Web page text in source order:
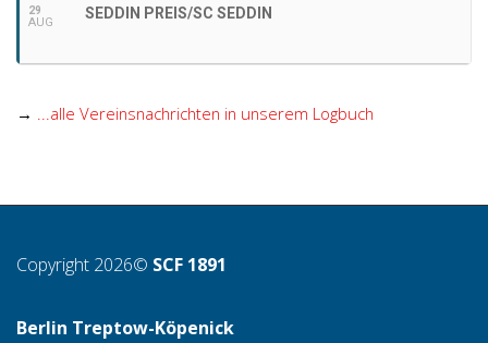
29
AUG
SEDDIN PREIS/SC SEDDIN
→ ...alle Vereinsnachrichten in unserem Logbuch
Copyright 2026© SCF 1891
Berlin Treptow-Köpenick